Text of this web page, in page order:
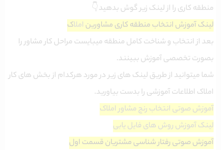
منطقه کاری را از لینک زیر گوش بدهید👇
لینک آموزش انتخاب منطقه کاری مشاورین املاک
بعد از انتخاب و شناخت کامل منطقه میبایست مراحل کار مشاور را
بصورت تخصصی آموزش ببینند.
شما میتوانید از طریق لینک های زیر در مورد هرکدام از بخش های کار
املاک اطلاعات آموزشی را بدست بیاورید.
آموزش صوتی انتخاب رنج مشاور املاک
لینک آموزش روش های فایل یابی
آموزش صوتی رفتار شناسی مشتریان قسمت اول